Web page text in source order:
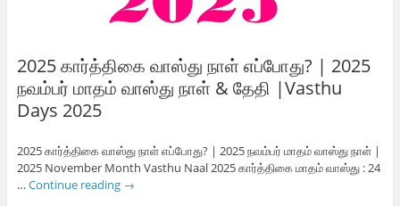
2025 கார்த்திகை வாஸ்து நாள் எப்போது? | 2025
நவம்பர் மாதம் வாஸ்து நாள் & தேதி |Vasthu
Days 2025
2025 கார்த்திகை வாஸ்து நாள் எப்போது? | 2025 நவம்பர் மாதம் வாஸ்து நாள் |
2025 November Month Vasthu Naal 2025 கார்த்திகை மாதம் வாஸ்து : 24
… Continue reading →